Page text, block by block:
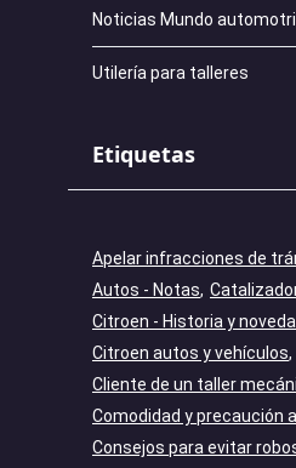
Noticias Mundo
Utilería para talleres
Etiquetas
Apelar infracciones de
Autos - Notas
Citroen - Historia y
Citroen autos y vehículos
Cliente de un taller
Comodidad y precaución
Consejos para evitar